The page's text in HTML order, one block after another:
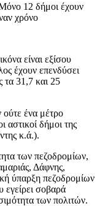
12 δήμοι έχουν
χρόνο
είναι εξίσου
έχουν επενδύσει
τα 31,7 και 25
ένα μέτρο
αστικοί δήμοι της
κ.ά.).
των πεζοδρομίων,
Δάφνης,
ύπαρξη πεζοδρομίων
εγείρει σοβαρά
των πολιτών.